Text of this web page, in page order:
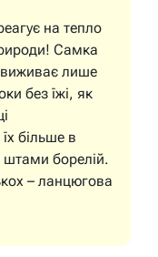
на тепло
Самка
виживає лише
без їжі, як
більше в
штами борелій.
– ланцюгова